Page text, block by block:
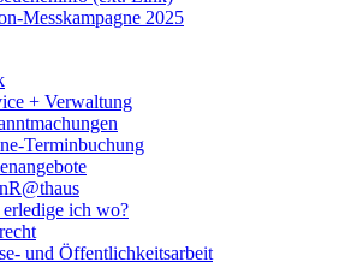
Messkampagne 2025
+ Verwaltung
Terminbuchung
erledige ich wo?
und Öffentlichkeitsarbeit